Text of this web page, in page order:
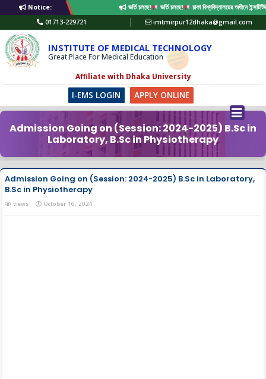
Notice: ভর্তি চলছে! ভর্তি চলছে!
ঢাকা বিশ্ববিদ্যালয়ের অধীনে
01713-229721
imtmirpur12dhaka@gmail.com
INSTITUTE OF MEDICAL TECHNOLOGY
Great Place For Medical Education
Affiliate with Dhaka University
I-EMS LOGIN APPLY ONLINE
Admission Going on (Session: 2024-2025) B.Sc in
Laboratory, B.Sc in Physiotherapy
Admission Going on (Session: 2024-2025) B.Sc in Laboratory,
B.Sc in Physiotherapy
views October 16, 2024